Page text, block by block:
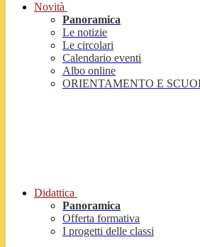
Novità
Panoramica
Le notizie
Le circolari
Calendario eventi
Albo online
ORIENTAMENTO E
Didattica
Panoramica
Offerta formativa
I progetti delle classi